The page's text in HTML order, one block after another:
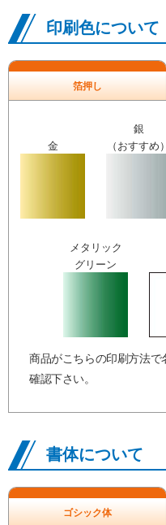
印刷色について
箔押し
金
銀
（おすすめ）
メタリック
グリーン
商品がこちらの印刷方法
確認下さい。
書体について
ゴシック体